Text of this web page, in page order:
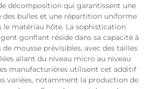
décomposition qui garantissent une
bulles et une répartition uniforme
le matériau hôte. La sophistication
gonflant réside dans sa capacité à
mousse prévisibles, avec des tailles
allant du niveau micro au niveau
manufacturières utilisent cet additif
variées, notamment la production de